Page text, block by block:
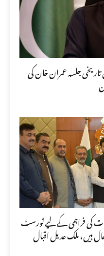
جلسہ عمران خان کی
کی فراہمی کے لیے ٹورسٹ
ہیں، ملک عدیل اقبال